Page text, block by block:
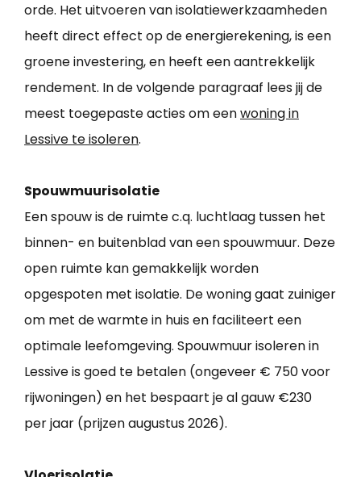
orde. Het uitvoeren van isolatiewerkzaamheden
heeft direct effect op de energierekening, is een
groene investering, en heeft een aantrekkelijk
rendement. In de volgende paragraaf lees jij de
meest toegepaste acties om eenwoning in
Lessive te isoleren.
Spouwmuurisolatie
Een spouw is de ruimte c.q. luchtlaag tussen het
binnen- en buitenblad van een spouwmuur. Deze
open ruimte kan gemakkelijk worden
opgespoten met isolatie. De woning gaat zuiniger
om met de warmte in huis en faciliteert een
optimale leefomgeving. Spouwmuur isoleren in
Lessive is goed te betalen (ongeveer € 750 voor
rijwoningen) en het bespaart je al gauw €230
per jaar (prijzen augustus 2026).